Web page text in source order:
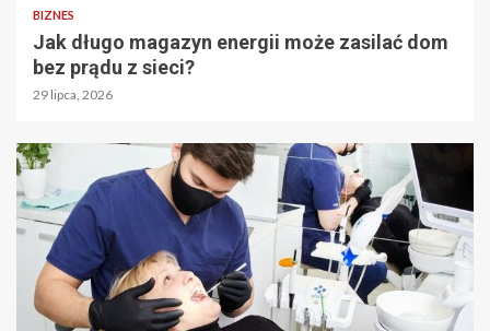
BIZNES
Jak długo magazyn energii może zasilać dom
bez prądu z sieci?
29 lipca, 2026